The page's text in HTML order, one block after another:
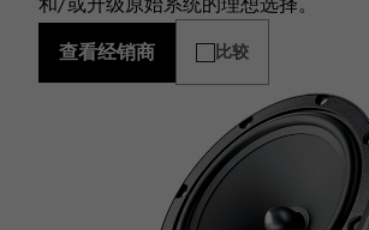
和/或升级原始系统的理想选择。
查看经销商 比较